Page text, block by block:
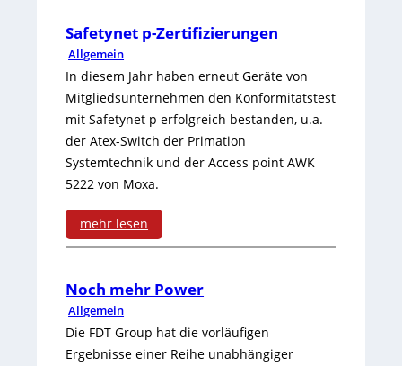
b
i
l
a
n
i
G
e
s
f
o
r
m
a
n
c
H
M
I
M
a
r
k
t
f
ü
r
h
a
l
Safetynet p-Zertifizierungen
Allgemein
In diesem Jahr haben erneut Geräte von
Mitgliedsunternehmen den Konformitätstest
mit Safetynet p erfolgreich bestanden, u.a.
der Atex-Switch der Primation
Systemtechnik und der Access point AWK
5222 von Moxa.
mehr lesen
:
S
a
f
Noch mehr Power
Allgemein
Die FDT Group hat die vorläufigen
Ergebnisse einer Reihe unabhängiger